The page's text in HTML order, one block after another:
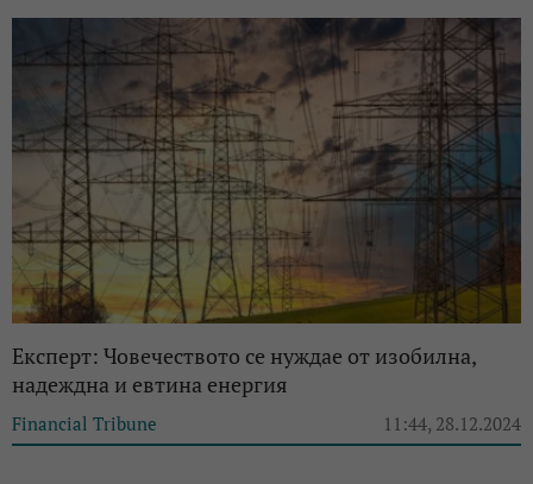
Експерт: Човечеството се нуждае от изобилна,
надеждна и евтина енергия
Financial Tribune 11:44, 28.12.2024